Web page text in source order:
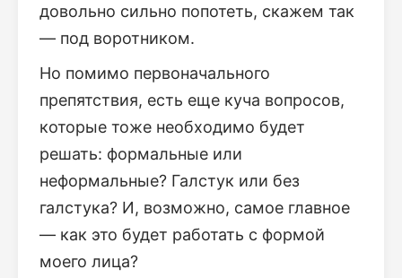
довольно сильно попотеть, скажем так
— под воротником.
Но помимо первоначального
препятствия, есть еще куча вопросов,
которые тоже необходимо будет
решать: формальные или
неформальные? Галстук или без
галстука? И, возможно, самое главное
— как это будет работать с формой
моего лица?